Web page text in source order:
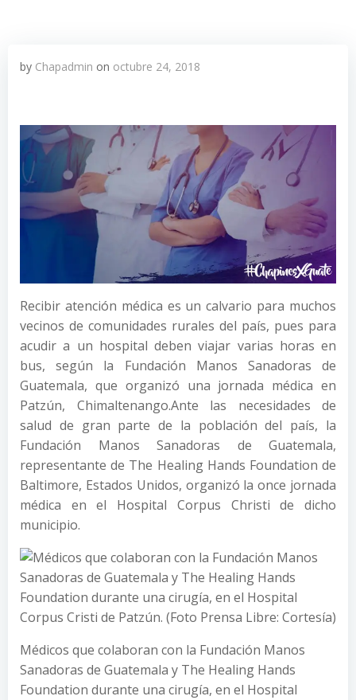
by Chapadmin on octubre 24, 2018
Recibir atención médica es un calvario para muchos
vecinos de comunidades rurales del país, pues para
acudir a un hospital deben viajar varias horas en
bus, según la Fundación Manos Sanadoras de
Guatemala, que organizó una jornada médica en
Patzún, Chimaltenango.Ante las necesidades de
salud de gran parte de la población del país, la
Fundación Manos Sanadoras de Guatemala,
representante de The Healing Hands Foundation de
Baltimore, Estados Unidos, organizó la once jornada
médica en el Hospital Corpus Christi de dicho
municipio.
Médicos que colaboran con la Fundación Manos
Sanadoras de Guatemala y The Healing Hands
Foundation durante una cirugía, en el Hospital